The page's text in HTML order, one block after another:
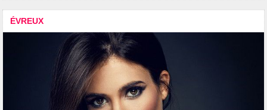
ÉVREUX